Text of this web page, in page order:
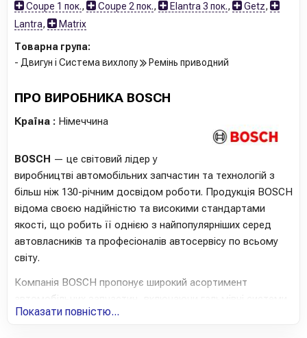
Coupe 1 пок., Coupe 2 пок., Elantra 3 пок., Getz,
Lantra, Matrix
Товарна група:
- Двигун і Система вихлопу
Ремінь приводний
ПРО ВИРОБНИКА BOSCH
Країна : Німеччина
BOSCH — це світовий лідер у
виробництві автомобільних запчастин та технологій з
більш ніж 130-річним досвідом роботи. Продукція BOSCH
відома своєю надійністю та високими стандартами
якості, що робить її однією з найпопулярніших серед
автовласників та професіоналів автосервісу по всьому
світу.
Компанія BOSCH пропонує широкий асортимент
автомобільних запчастин, включаючи гальмівні системи,
фільтри, акумулятори, свічки запалювання та інші
Показати повністю...